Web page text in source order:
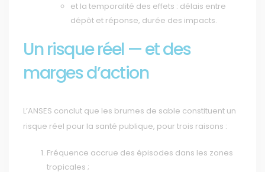
et la temporalité des effets : délais entre
dépôt et réponse, durée des impacts.
Un risque réel — et des
marges d’action
L’ANSES conclut que les brumes de sable constituent un
risque réel pour la santé publique, pour trois raisons :
Fréquence accrue des épisodes dans les zones
tropicales ;